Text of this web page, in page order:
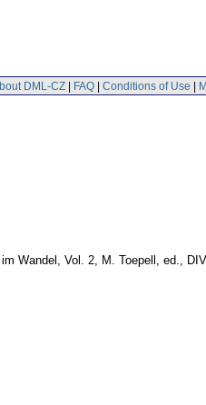
DML-CZ | FAQ | Conditions of Use |
Wandel, Vol. 2, M. Toepell, ed.,